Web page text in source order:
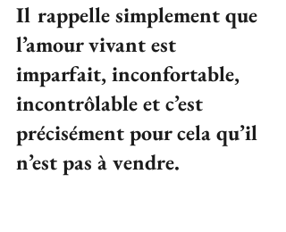
Il rappelle simplement que
l’amour vivant est
imparfait, inconfortable,
incontrôlable et c’est
précisément pour cela qu’il
n’est pas à vendre.